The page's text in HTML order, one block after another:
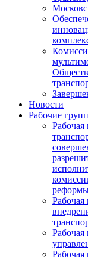
Новости
Рабочие
Рабочая
Рабочая
Рабочая